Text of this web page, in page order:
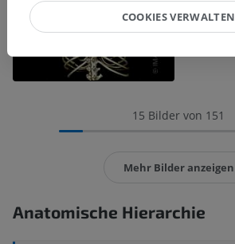
15 Bilder von 151
Mehr Bilder anzeigen
Anatomische Hierarchie
COOKIES VERWALTEN